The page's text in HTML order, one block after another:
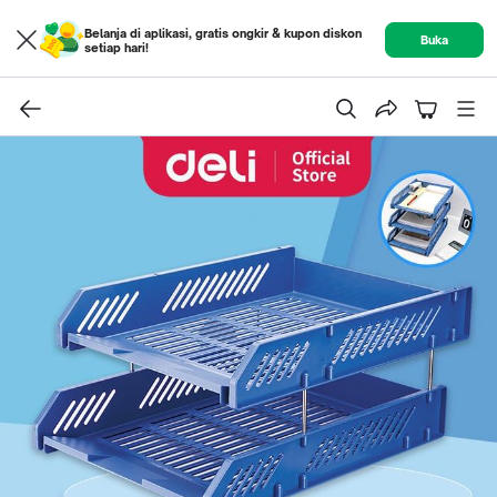
Belanja di aplikasi, gratis ongkir & kupon diskon
setiap hari!
Buka